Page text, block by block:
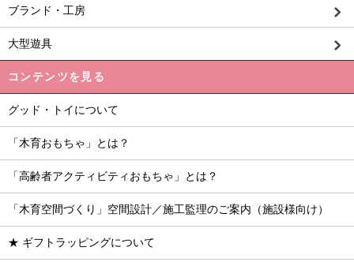
ブランド・工房
大型遊具
コンテンツを見る
グッド・トイについて
「木育おもちゃ」とは？
「高齢者アクティビティおもちゃ」とは？
「木育空間づくり」空間設計／施工監理のご案内（施設様向け）
★ ギフトラッピングについて